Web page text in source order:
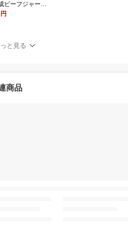
ビーフジャーキ
ジャーキー セ
天然塩だけでつ
な味わいのジャ
円
と見る
商品